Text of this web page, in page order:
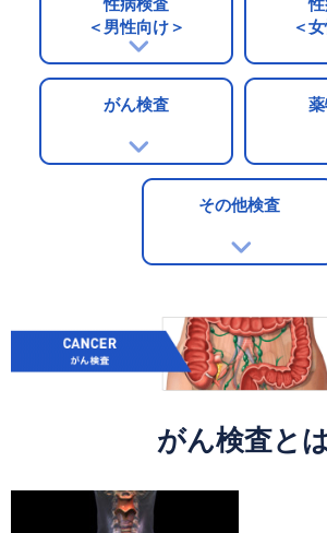
性病検査
＜男性向け＞
＜
がん検査
その他検査
がん検査と